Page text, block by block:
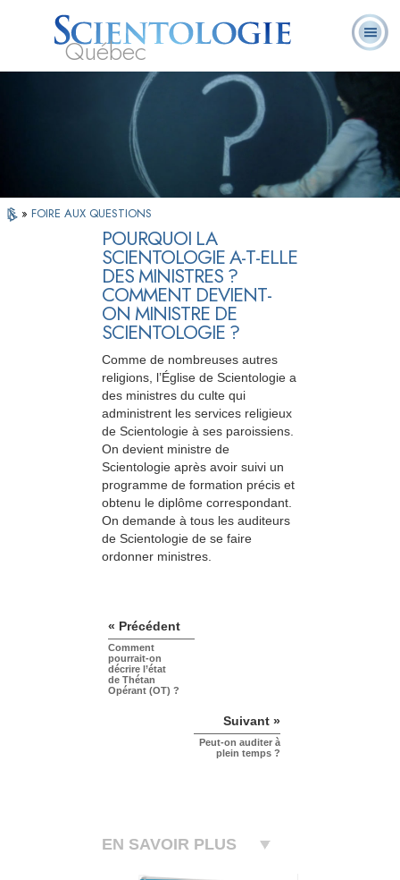
Québec
Qu’est-ce que la
Scientologie ?
Ministres
volontaires
Foire aux
questions
» FOIRE AUX QUESTIONS
POURQUOI LA
SCIENTOLOGIE A-T-ELLE
DES MINISTRES ?
COMMENT DEVIENT-
ON MINISTRE DE
SCIENTOLOGIE ?
Comme de nombreuses autres
religions, l’Église de Scientologie a
des ministres du culte qui
administrent les services religieux
de Scientologie à ses paroissiens.
On devient ministre de
Scientologie après avoir suivi un
programme de formation précis et
obtenu le diplôme correspondant.
On demande à tous les auditeurs
de Scientologie de se faire
ordonner ministres.
« Précédent
Comment
pourrait-on
décrire l’état
de Thétan
Opérant (OT) ?
Suivant »
Peut-on auditer à
plein temps ?
EN SAVOIR PLUS